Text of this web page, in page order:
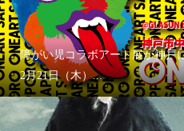
障がい児コラボアート展が神戸
2月21日（木）...